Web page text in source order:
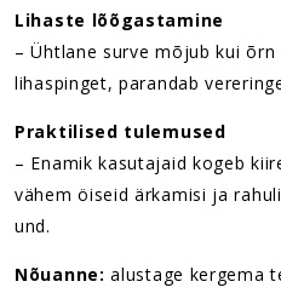
Lihaste lõõgastamine
– Ühtlane surve mõjub kui õrn
lihaspinget, parandab
Praktilised tulemused
– Enamik kasutajaid kogeb
vähem öiseid ärkamisi ja
und.
Nõuanne: alustage kergema